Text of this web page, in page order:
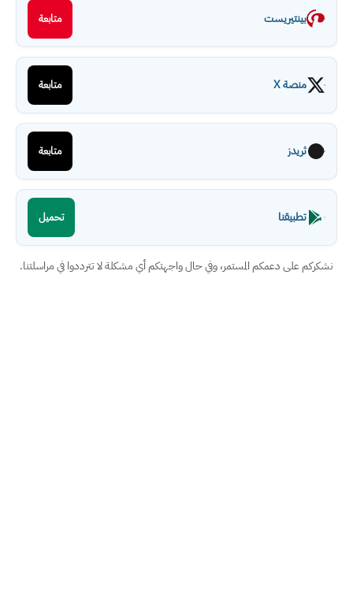
بينتيريست متابعة
منصة X متابعة
ثريدز متابعة
تطبيقنا تحميل
نشكركم على دعمكم المستمر، وفي حال واجهتكم أي مشكلة لا تترددوا في مراسلتنا.